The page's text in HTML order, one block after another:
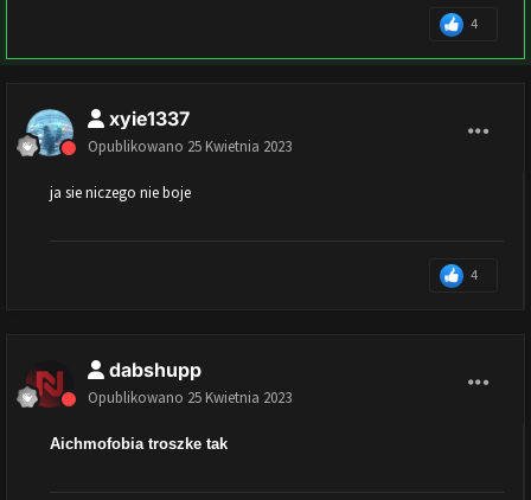
4
xyie1337
Opublikowano 25 Kwietnia 2023
ja sie niczego nie boje
4
dabshupp
Opublikowano 25 Kwietnia 2023
Aichmofobia troszke tak